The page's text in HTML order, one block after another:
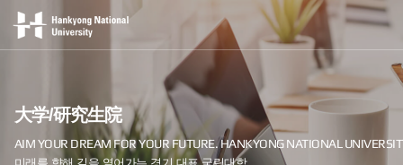
大学/研究生院